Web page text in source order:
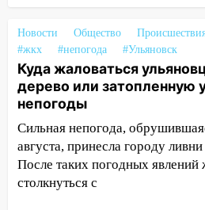
13:22 Упавшие деревья
дороги в Ульяновске:
13:17 Непогода в
закончится сегодня:
сохранятся 9 августа
13:15 Трижды «брал в
житель Вешкаймского
знакомого 191 тысячу
Новости Общество
#жкх
#непогода #Ульяновск
Куда жаловаться
дерево или затопленную
непогоды
Сильная непогода,
августа, принесла городу
После таких погодных явлений
столкнуться с